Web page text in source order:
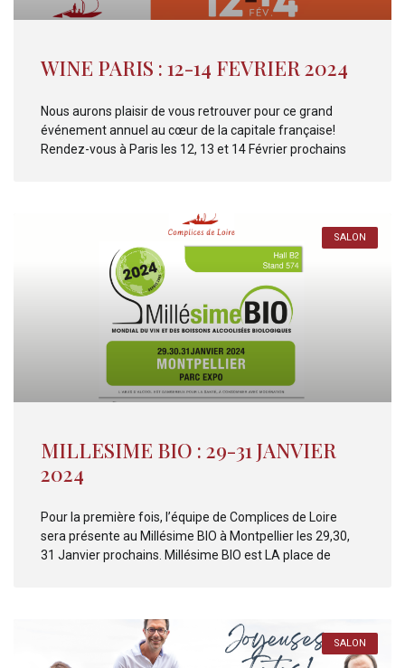
WINE PARIS : 12-14 FEVRIER 2024
Nous aurons plaisir de vous retrouver pour ce grand
événement annuel au cœur de la capitale française!
Rendez-vous à Paris les 12, 13 et 14 Février prochains
SALON
MILLESIME BIO : 29-31 JANVIER
2024
Pour la première fois, l’équipe de Complices de Loire
sera présente au Millésime BIO à Montpellier les 29,30,
31 Janvier prochains. Millésime BIO est LA place de
SALON